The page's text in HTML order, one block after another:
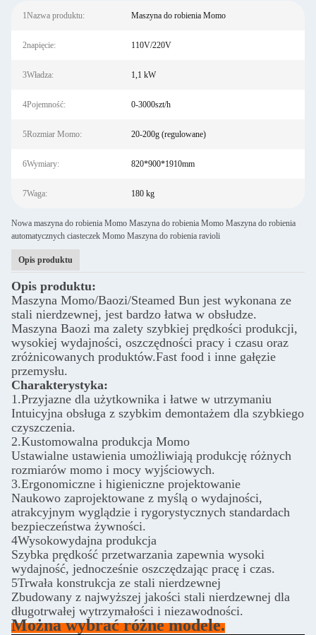
1Nazwa produktu: Maszyna do robienia Momo
2napięcie: 110V/220V
3Władza: 1,1 kW
4Pojemność: 0-3000szt/h
5Rozmiar Momo: 20-200g (regulowane)
6Wymiary: 820*900*1910mm
7Waga: 180 kg
Nowa maszyna do robienia Momo Maszyna do robienia Momo Maszyna do robienia
automatycznych ciasteczek Momo Maszyna do robienia ravioli
Opis produktu
Opis produktu:
Maszyna Momo/Baozi/Steamed Bun jest wykonana ze
stali nierdzewnej, jest bardzo łatwa w obsłudze.
Maszyna Baozi ma zalety szybkiej prędkości produkcji,
wysokiej wydajności, oszczędności pracy i czasu oraz
zróżnicowanych produktów.Fast food i inne gałęzie
przemysłu.
Charakterystyka:
1.Przyjazne dla użytkownika i łatwe w utrzymaniu
Intuicyjna obsługa z szybkim demontażem dla szybkiego
czyszczenia.
2.Kustomowalna produkcja Momo
Ustawialne ustawienia umożliwiają produkcję różnych
rozmiarów momo i mocy wyjściowych.
3.Ergonomiczne i higieniczne projektowanie
Naukowo zaprojektowane z myślą o wydajności,
atrakcyjnym wyglądzie i rygorystycznych standardach
bezpieczeństwa żywności.
4Wysokowydajna produkcja
Szybka prędkość przetwarzania zapewnia wysoki
wydajność, jednocześnie oszczędzając pracę i czas.
5Trwała konstrukcja ze stali nierdzewnej
Zbudowany z najwyższej jakości stali nierdzewnej dla
długotrwałej wytrzymałości i niezawodności.
Można wybrać różne modele.